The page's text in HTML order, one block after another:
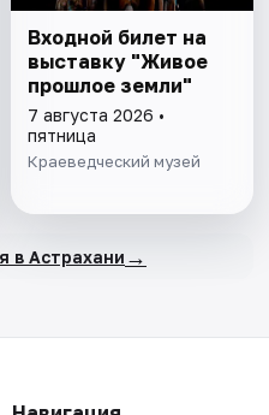
Входной билет на
выставку "Живое
прошлое земли"
7 августа 2026 •
пятница
Краеведческий музей
в Астрахани →